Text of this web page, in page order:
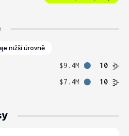
nižší úrovně
$9.4M
10
$7.4M 10